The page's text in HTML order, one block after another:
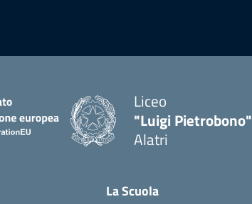
Liceo
"Luigi Pietrobono"
Alatri
La Scuola